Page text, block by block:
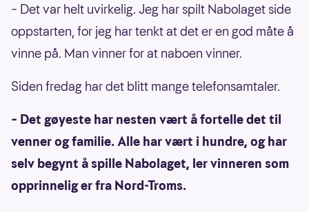
– Det var helt uvirkelig. Jeg har spilt Nabolaget side
oppstarten, for jeg har tenkt at det er en god måte å
vinne på. Man vinner for at naboen vinner.
Siden fredag har det blitt mange telefonsamtaler.
– Det gøyeste har nesten vært å fortelle det til
venner og familie. Alle har vært i hundre, og har
selv begynt å spille Nabolaget, ler vinneren som
opprinnelig er fra Nord-Troms.